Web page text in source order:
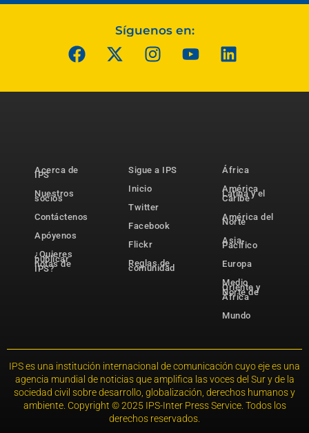
Síguenos en:
Acerca de
IPS
Nuestros
socios
Contáctenos
Apóyenos
¿Quieres
publicar
notas de
IPS?
Sigue a IPS
Inicio
Twitter
Facebook
Flickr
Reglas de
comunidad
África
América
Latina y el
Caribe
América del
Norte
Asia-
Pacífico
Europa
Medio
Oriente y
Norte de
África
Mundo
IPS es una institución internacional de comunicación cuyo eje es una
agencia mundial de noticias que amplifica las voces del Sur y de la
sociedad civil sobre desarrollo, globalización, derechos humanos y
ambiente. Copyright © 2025 IPS-Inter Press Service. Todos los
derechos reservados.